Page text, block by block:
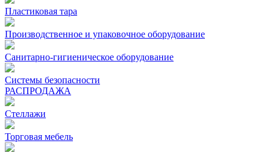
Пластиковая тара
Производственное и упаковочное оборудование
Санитарно-гигиеническое оборудование
Системы безопасности
РАСПРОДАЖА
Стеллажи
Торговая мебель